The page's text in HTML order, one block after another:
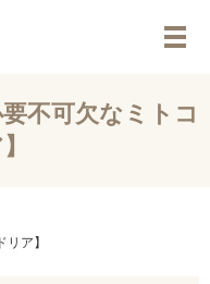
メ
不可欠なミトコ
ア】